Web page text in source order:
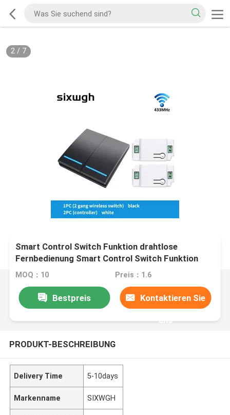
2/ 7
Smart Control Switch Funktion drahtlose
Fernbedienung Smart Control Switch Funktion
MOQ：10 Preis：1.6
Bestpreis Kontaktieren Sie
uns
PRODUKT-BESCHREIBUNG
Delivery Time 5-10days
Markenname SIXWGH